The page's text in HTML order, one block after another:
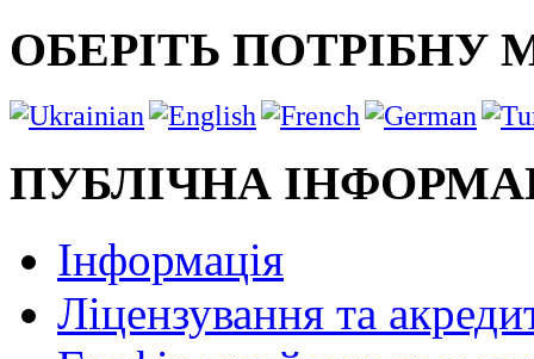
ОБЕРІТЬ ПОТРІБНУ
ПУБЛІЧНА
Інформація
Ліцензування та